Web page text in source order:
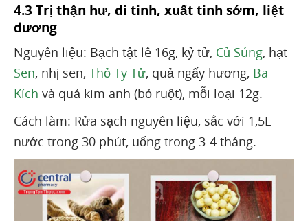
4.3 Trị thận hư, di tinh, xuất tinh sớm, liệt
dương
Nguyên liệu: Bạch tật lê 16g, kỷ tử, Củ Súng, hạt
Sen, nhị sen, Thỏ Ty Tử, quả ngấy hương, Ba
Kích và quả kim anh (bỏ ruột), mỗi loại 12g.
Cách làm: Rửa sạch nguyên liệu, sắc với 1,5L
nước trong 30 phút, uống trong 3-4 tháng.